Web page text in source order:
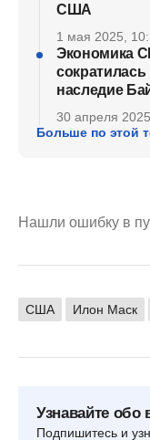
США
1 мая 2025,
Экономика
наследие
30 апреля
Больше по этой
Нашли ошибку в
США Илон Маск
Узнавайте
Подпишитесь и